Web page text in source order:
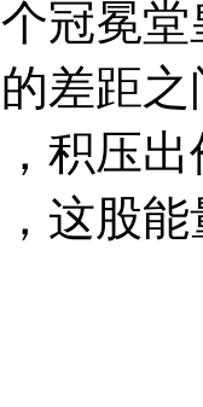
冠冕
差距
积压
这股